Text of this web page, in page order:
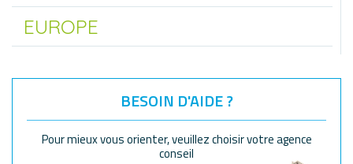
EUROPE
BESOIN D'AIDE ?
Pour mieux vous orienter, veuillez choisir votre agence
conseil